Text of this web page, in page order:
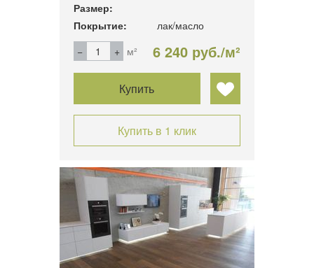
Размер:
Покрытие:
лак/масло
м²
6 240 руб./м²
Купить
Купить в 1 клик